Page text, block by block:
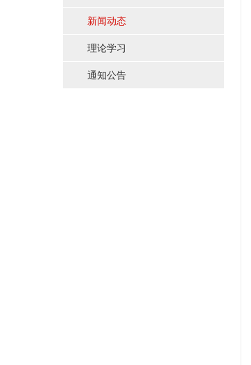
新闻动态
理论学习
通知公告